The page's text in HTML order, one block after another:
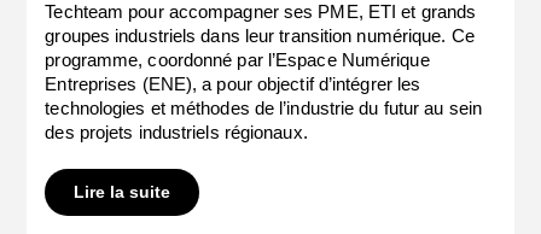
Techteam pour accompagner ses PME, ETI et grands
groupes industriels dans leur transition numérique. Ce
programme, coordonné par l’Espace Numérique
Entreprises (ENE), a pour objectif d’intégrer les
technologies et méthodes de l’industrie du futur au sein
des projets industriels régionaux.
Lire la suite